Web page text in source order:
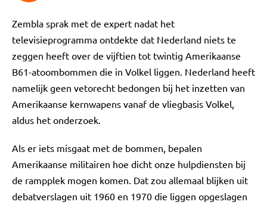
Zembla sprak met de expert nadat het
televisieprogramma ontdekte dat Nederland niets te
zeggen heeft over de vijftien tot twintig Amerikaanse
B61-atoombommen die in Volkel liggen. Nederland heeft
namelijk geen vetorecht bedongen bij het inzetten van
Amerikaanse kernwapens vanaf de vliegbasis Volkel,
aldus het onderzoek.
Als er iets misgaat met de bommen, bepalen
Amerikaanse militairen hoe dicht onze hulpdiensten bij
de rampplek mogen komen. Dat zou allemaal blijken uit
debatverslagen uit 1960 en 1970 die liggen opgeslagen